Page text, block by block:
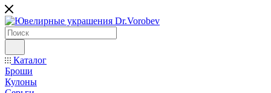
Каталог
Броши
Кулоны